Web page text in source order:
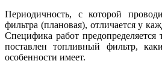
Периодичность, с которой
фильтра (плановая), отличается у
Специфика работ
поставлен топливный фильтр,
особенности имеет.